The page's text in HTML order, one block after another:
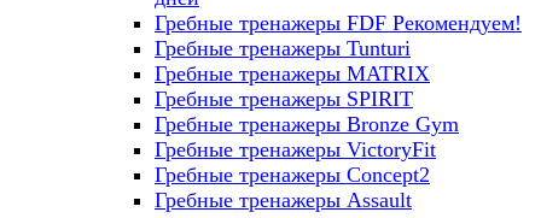
Гребные тренажеры FDF Рекомендуем!
Гребные тренажеры Tunturi
Гребные тренажеры MATRIX
Гребные тренажеры SPIRIT
Гребные тренажеры Bronze Gym
Гребные тренажеры VictoryFit
Гребные тренажеры Concept2
Гребные тренажеры Assault